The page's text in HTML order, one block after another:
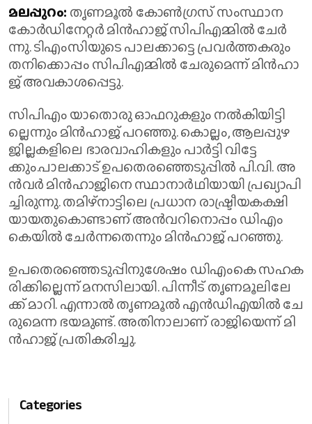
മ​ല​പ്പു​റം: തൃ​ണ​മൂ​ൽ കോ​ൺ​ഗ്ര​സ് സം​സ്ഥാ​ന
കോ​ർ​ഡി​നേ​റ്റ​ർ മി​ൻ​ഹാ​ജ് സി​പി​എ​മ്മി​ൽ ചേ​ർ​
ന്നു. ടി​എം​സി​യു​ടെ പാ​ല​ക്കാ​ട്ടെ പ്ര​വ​ർ​ത്ത​ക​രും
ത​നി​ക്കൊ​പ്പം സി​പി​എ​മ്മി​ൽ ചേ​രു​മെ​ന്ന് മി​ൻ​ഹാ​
ജ് അ​വ​കാ​ശ​പ്പെ​ട്ടു.
സി​പി​എം യാ​തൊ​രു ഓ​ഫ​റു​ക​ളും ന​ൽ​കി​യി​ട്ടി​
ല്ലെ​ന്നും മി​ൻ​ഹാ​ജ് പ​റ​ഞ്ഞു. കൊ​ല്ലം, ആ​ല​പ്പു​ഴ
ജി​ല്ല​ക​ളി​ലെ ഭാ​ര​വാ​ഹി​ക​ളും പാ​ർ​ട്ടി വി​ട്ടേ​
ക്കും.പാ​ല​ക്കാ​ട് ഉ​പ​തെ​ര​ഞ്ഞെ​ടു​പ്പി​ൽ പി.​വി. അ​
ൻ​വ​ർ മി​ൻ​ഹാ​ജി​നെ സ്ഥാ​നാ​ർ​ഥി​യാ​യി പ്ര​ഖ്യാ​പി​
ച്ചി​രു​ന്നു. ത​മി​ഴ്‌​നാ​ട്ടി​ലെ പ്ര​ധാ​ന രാ​ഷ്ട്രീ​യ​ക​ക്ഷി​
യാ​യ​തു​കൊ​ണ്ടാ​ണ് അ​ൻ​വ​റി​നൊ​പ്പം ഡി​എം​
കെ​യി​ൽ ചേ​ർ​ന്ന​തെന്നും മിൻഹാജ് പറഞ്ഞു.
ഉ​പ​തെ​ര​ഞ്ഞെ​ടു​പ്പി​നു​ശേ​ഷം ഡി​എം​കെ സ​ഹ​ക​
രി​ക്കി​ല്ലെ​ന്ന് മ​ന​സി​ലാ​യി. പി​ന്നീ​ട് തൃ​ണ​മൂ​ലി​ലേ​
ക്ക് മാ​റി. എ​ന്നാ​ൽ തൃ​ണ​മൂ​ൽ എ​ൻ​ഡി​എ​യി​ൽ ചേ​
രു​മെ​ന്ന ഭ​യ​മു​ണ്ട്. അ​തി​നാ​ലാ​ണ് രാ​ജി​യെ​ന്ന് മി​
ൻ​ഹാ​ജ് പ്ര​തി​ക​രി​ച്ചു.
Categories